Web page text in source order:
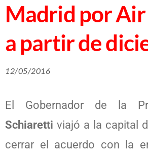
Madrid por
a partir de
12/05/2016
El Gobernador de la
Schiaretti viajó a la capital
cerrar el acuerdo con la